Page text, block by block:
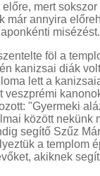
mert
már annyira
misézést.
föl a
kanizsai diák
lett a
"Gyermeki
között nekünk
segítő Szűz
a templom
akiknek